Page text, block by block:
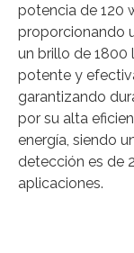
potencia de 120
proporcionando
un brillo de 1800
potente y
garantizando
por su alta
energía, siendo
detección es de
aplicaciones.